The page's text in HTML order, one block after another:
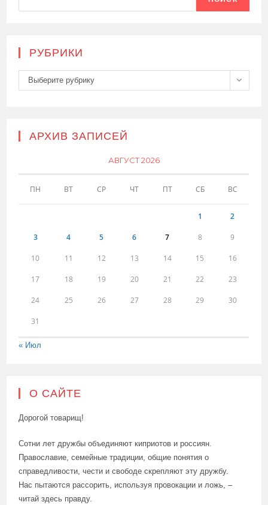
РУБРИКИ
Рубрики
Выберите рубрику
АРХИВ ЗАПИСЕЙ
АВГУСТ 2026
ПН ВТ СР ЧТ ПТ СБ ВС
1 2
3 4 5 6 7 8 9
10 11 12 13 14 15 16
17 18 19 20 21 22 23
24 25 26 27 28 29 30
31
« Июл
О САЙТЕ
Дорогой товарищ!
Сотни лет дружбы объединяют киприотов и россиян.
Православие, семейные традиции, общие понятия о
справедливости, чести и свободе скрепляют эту дружбу.
Нас пытаются рассорить, используя провокации и ложь, –
читай здесь правду.